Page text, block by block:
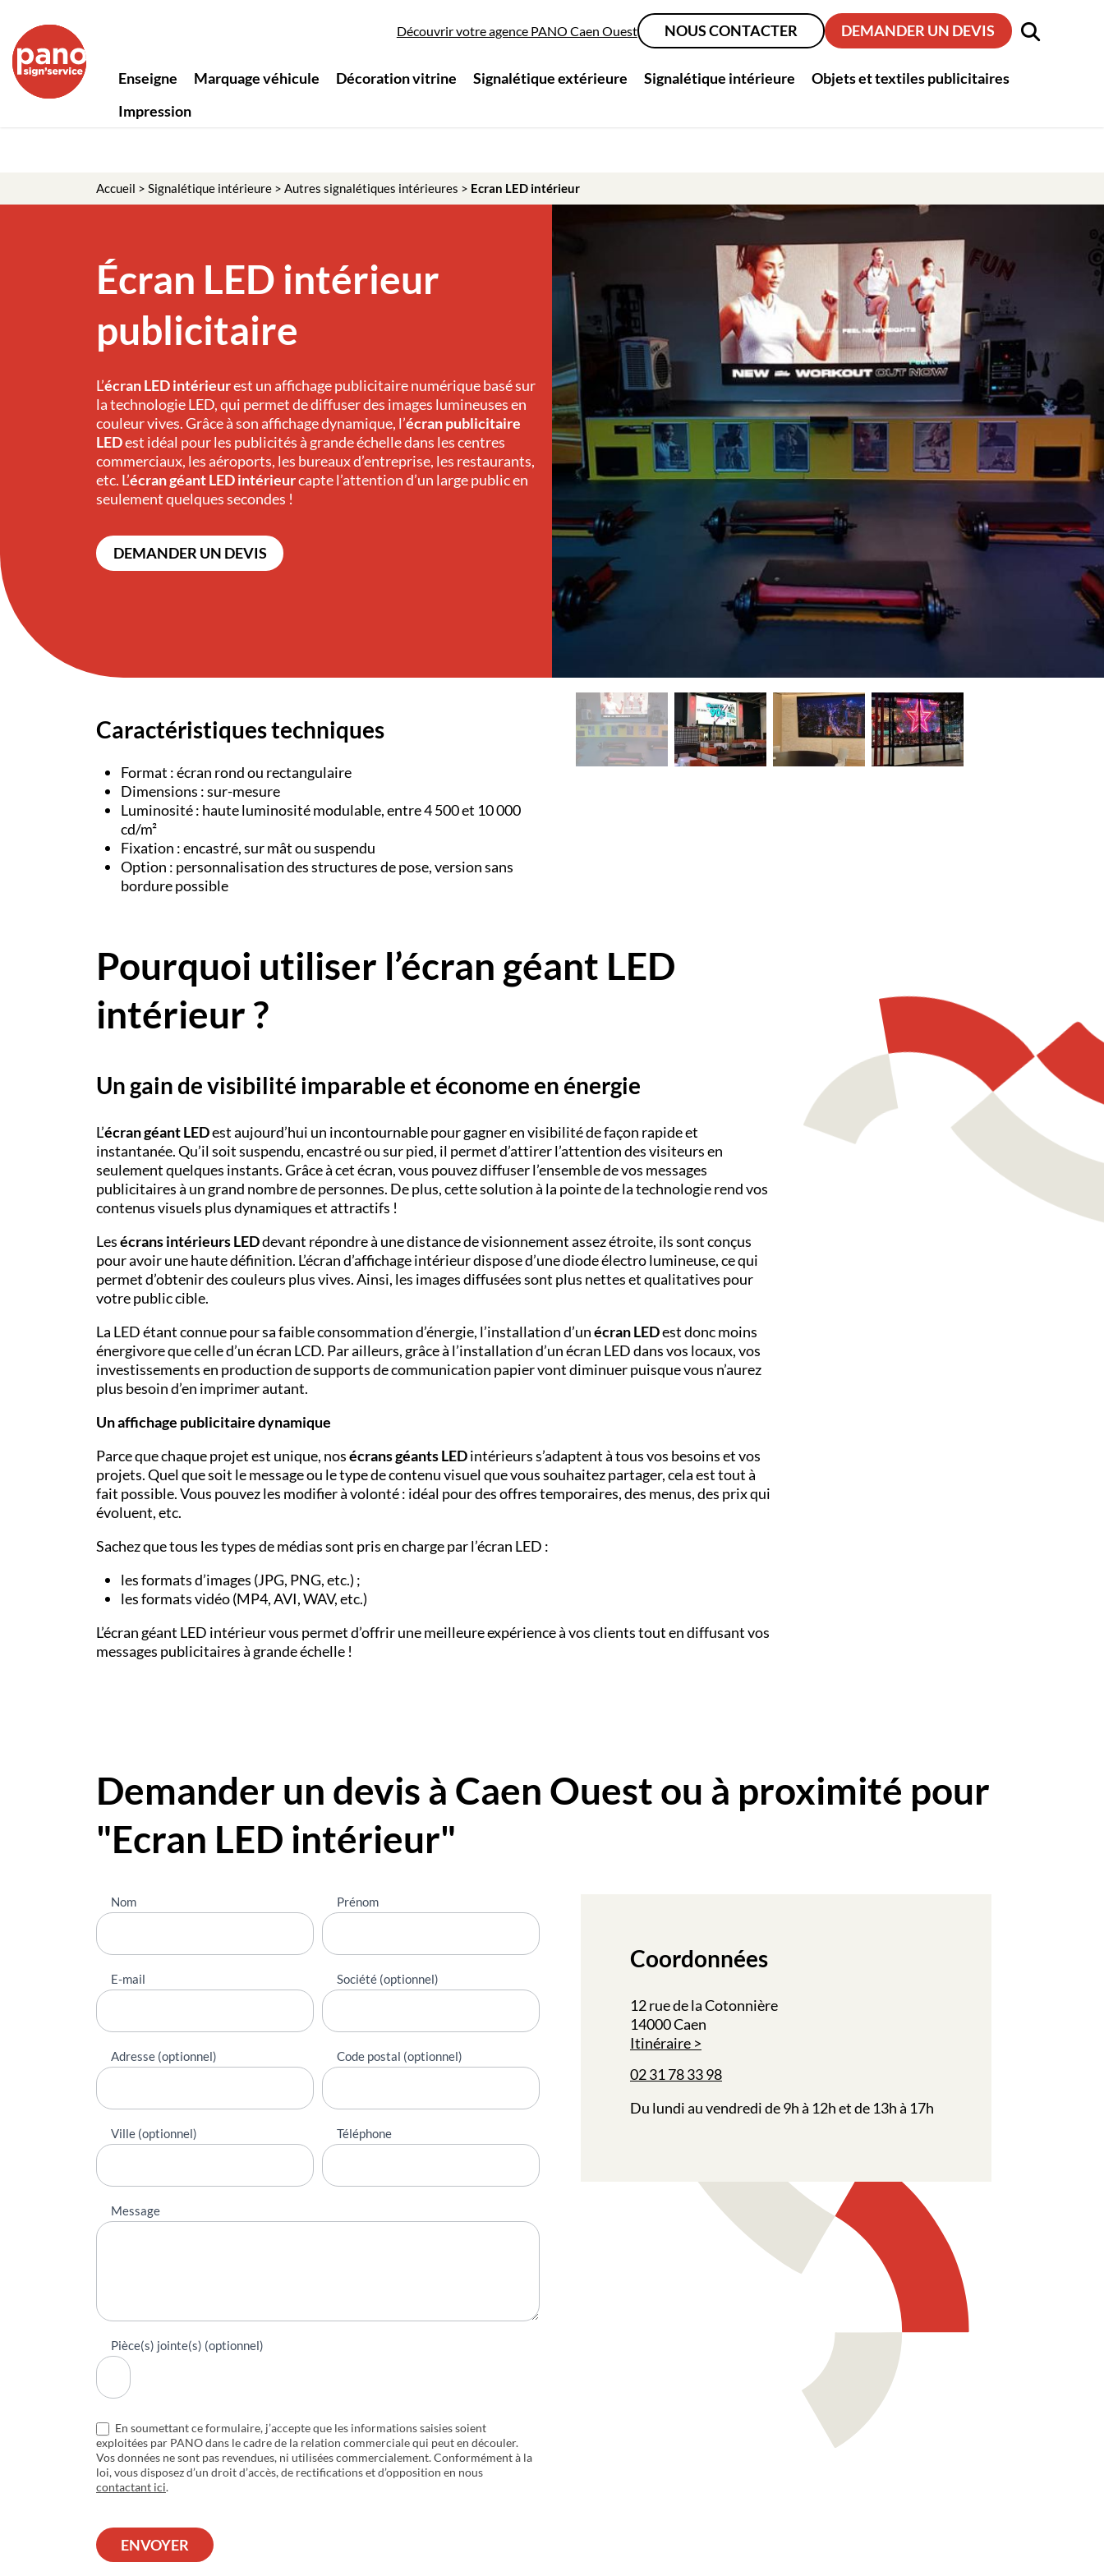
Enseigne Marquage véhicule Décoration vitrine Signalétique extérieure Signalétique intérieure
Objets et textiles publicitaires
Impression
Découvrir votre agence PANO Caen Ouest NOUS CONTACTER DEMANDER UN DEVIS
Accueil > Signalétique intérieure > Autres signalétiques intérieures > Ecran LED intérieur
Écran LED intérieur
publicitaire
L’écran LED intérieurest un affichage publicitaire numérique basé sur
la technologie LED, qui permet de diffuser des images lumineuses en
couleur vives. Grâce à son affichage dynamique, l’écran publicitaire
LEDest idéal pour les publicités à grande échelle dans les centres
commerciaux, les aéroports, les bureaux d’entreprise, les restaurants,
etc. L’écran géant LED intérieurcapte l’attention d’un large public en
seulement quelques secondes !
DEMANDER UN DEVIS
Caractéristiques techniques
Format : écran rond ou rectangulaire
Dimensions : sur-mesure
Luminosité : haute luminosité modulable, entre 4 500 et 10 000
cd/m²
Fixation : encastré, sur mât ou suspendu
Option : personnalisation des structures de pose, version sans
bordure possible
Pourquoi utiliser l’écran géant LED
intérieur ?
Un gain de visibilité imparable et économe en énergie
L’écran géant LEDest aujourd’hui un incontournable pour gagner en visibilité de façon rapide et
instantanée. Qu’il soit suspendu, encastré ou sur pied, il permet d’attirer l’attention des visiteurs en
seulement quelques instants. Grâce à cet écran, vous pouvez diffuser l’ensemble de vos messages
publicitaires à un grand nombre de personnes. De plus, cette solution à la pointe de la technologie rend vos
contenus visuels plus dynamiques et attractifs !
Lesécrans intérieursLEDdevant répondre à une distance de visionnement assez étroite, ils sont conçus
pour avoir une haute définition. L’écran d’affichage intérieur dispose d’une diode électro lumineuse, ce qui
permet d’obtenir des couleurs plus vives. Ainsi, les images diffusées sont plus nettes et qualitatives pour
votre public cible.
La LED étant connue pour sa faible consommation d’énergie, l’installation d’unécran LEDest donc moins
énergivore que celle d’un écran LCD. Par ailleurs, grâce à l’installation d’un écran LED dans vos locaux, vos
investissements en production de supports de communication papier vont diminuer puisque vous n’aurez
plus besoin d’en imprimer autant.
Un affichage publicitaire dynamique
Parce que chaque projet est unique, nosécrans géants LEDintérieurs s’adaptent à tous vos besoins et vos
projets. Quel que soit le message ou le type de contenu visuel que vous souhaitez partager, cela est tout à
fait possible. Vous pouvez les modifier à volonté : idéal pour des offres temporaires, des menus, des prix qui
évoluent, etc.
Sachez que tous les types de médias sont pris en charge par l’écran LED :
les formats d’images (JPG, PNG, etc.) ;
les formats vidéo (MP4, AVI, WAV, etc.)
L’écran géant LED intérieur vous permet d’offrir une meilleure expérience à vos clients tout en diffusant vos
messages publicitaires à grande échelle !
Demander un devis à Caen Ouest ou à proximité pour
"Ecran LED intérieur"
Nous
contacter
Nom Prénom
E-mail Société (optionnel)
Adresse (optionnel) Code postal (optionnel)
Ville (optionnel) Téléphone
Message
Pièce(s) jointe(s) (optionnel)
En soumettant ce formulaire, j’accepte que les informations saisies soient
exploitées par PANO dans le cadre de la relation commerciale qui peut en découler.
Vos données ne sont pas revendues, ni utilisées commercialement. Conformément à la
loi, vous disposez d’un droit d’accès, de rectifications et d’opposition en nous
contactant ici.
ENVOYER
Coordonnées
12 rue de la Cotonnière
14000 Caen
Itinéraire
02 31 78 33 98
Du lundi au vendredi de 9h à 12h et de 13h à 17h